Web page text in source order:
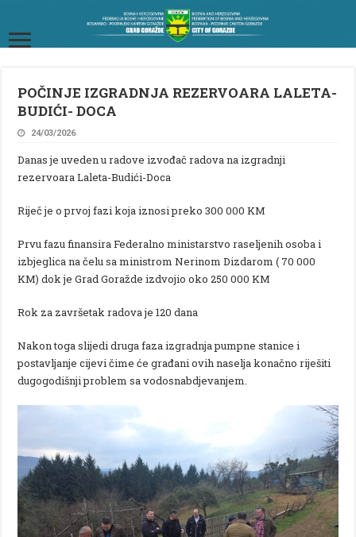
POČINJE IZGRADNJA REZERVOARA LALETA-
BUDIĆI- DOCA
24/03/2026
Danas je uveden u radove izvođač radova na izgradnji
rezervoara Laleta-Budići-Doca
Riječ je o prvoj fazi koja iznosi preko 300 000 KM
Prvu fazu finansira Federalno ministarstvo raseljenih osoba i
izbjeglica na čelu sa ministrom Nerinom Dizdarom ( 70 000
KM) dok je Grad Goražde izdvojio oko 250 000 KM
Rok za završetak radova je 120 dana
Nakon toga slijedi druga faza izgradnja pumpne stanice i
postavljanje cijevi čime će građani ovih naselja konačno riješiti
dugogodišnji problem sa vodosnabdjevanjem.